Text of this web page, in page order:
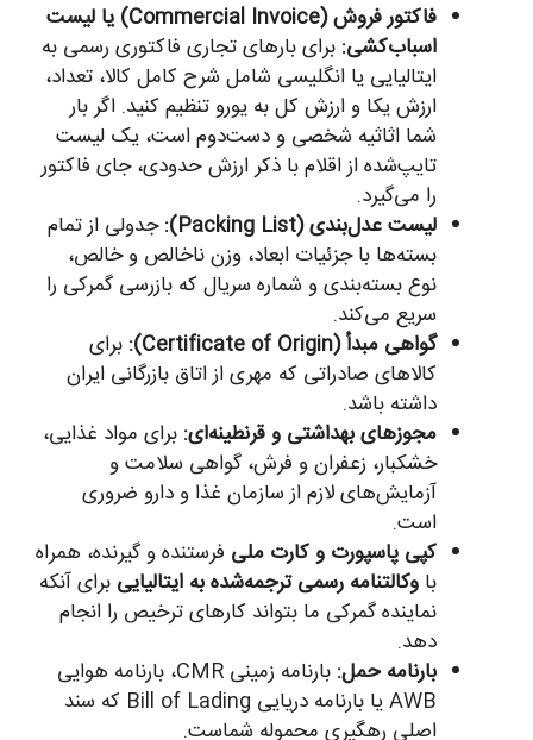
فاکتور فروش (Commercial Invoice) یا لیست
اسباب‌کشی: برای بارهای تجاری فاکتوری رسمی به
ایتالیایی یا انگلیسی شامل شرح کامل کالا، تعداد،
ارزش یکا و ارزش کل به یورو تنظیم کنید. اگر بار
شما اثاثیه شخصی و دست‌دوم است، یک لیست
تایپ‌شده از اقلام با ذکر ارزش حدودی، جای فاکتور
را می‌گیرد.
لیست عدل‌بندی (Packing List):
جدولی از تمام
بسته‌ها با جزئیات ابعاد، وزن ناخالص و خالص،
نوع بسته‌بندی و شماره سریال که بازرسی گمرکی را
سریع می‌کند.
گواهی مبدأ (Certificate of Origin):
برای
کالاهای صادراتی که مهری از اتاق بازرگانی ایران
داشته باشد.
مجوزهای بهداشتی و قرنطینه‌ای: برای مواد غذایی،
خشکبار، زعفران و فرش، گواهی سلامت و
آزمایش‌های لازم از سازمان غذا و دارو ضروری
است.
کپی پاسپورت و کارت ملی فرستنده و گیرنده، همراه
با وکالتنامه رسمی ترجمه‌شده به ایتالیایی برای آنکه
نماینده گمرکی ما بتواند کارهای ترخیص را انجام
دهد.
بارنامه حمل:
بارنامه زمینی CMR، بارنامه هوایی
AWB یا بارنامه دریایی Bill of Lading که سند
اصلی رهگیری محموله شماست.